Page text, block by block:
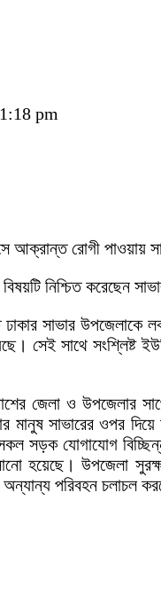
pm
আক্রান্ত রোগী
নিশ্চিত করেছেন
ঢাকার সাভার
সেই সাথে
জেলা ও উপজেলার
সাভারের ওপর
সড়ক যোগাযোগ
হয়েছে। উপজেলা
অন্যান্য পরিবহন চলাচল